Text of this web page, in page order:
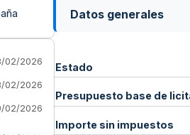
02/2026
02/2026
02/2026
Datos generales
Estado
Presupuesto base de
Importe sin impuestos